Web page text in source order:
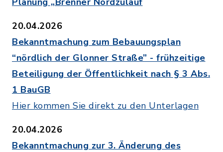
20.04.2026
Bekanntmachung zum Bebauungsplan
“nördlich der Glonner Straße” - frühzeitige
Beteiligung der Öffentlichkeit nach § 3 Abs.
1 BauGB
Hier kommen Sie direkt zu den Unterlagen
20.04.2026
Bekanntmachung zur 3. Änderung des